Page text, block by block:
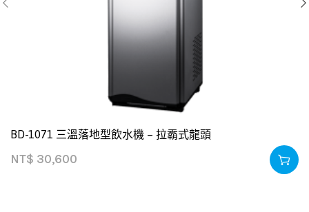
BD-1071 三溫落地型飲水機 – 拉霸式龍頭
NT$ 30,600